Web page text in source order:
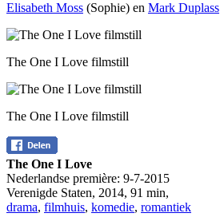
Elisabeth Moss (Sophie) en Mark Duplass
The One I Love filmstill
The One I Love filmstill
The One I Love
Nederlandse première: 9-7-2015
Verenigde Staten, 2014, 91 min,
drama, filmhuis, komedie, romantiek